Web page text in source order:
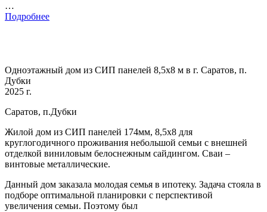
…
Подробнее
Одноэтажный дом из СИП панелей 8,5х8 м в г. Саратов, п.
Дубки
2025 г.
Саратов, п.Дубки
Жилой дом из СИП панелей 174мм, 8,5х8 для
круглогодичного проживания небольшой семьи с внешней
отделкой виниловым белоснежным сайдингом. Сваи –
винтовые металлические.
Данный дом заказала молодая семья в ипотеку. Задача стояла в
подборе оптимальной планировки с перспективой
увеличения семьи. Поэтому был